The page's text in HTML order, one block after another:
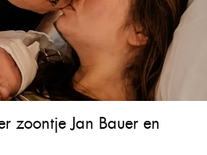
zoontje Jan Bauer en